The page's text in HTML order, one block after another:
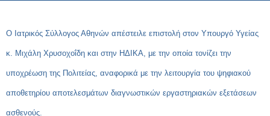
Ο Ιατρικός Σύλλογος Αθηνών απέστειλε επιστολή στον Υπουργό Υγείας
κ. Μιχάλη Χρυσοχοΐδη και στην ΗΔΙΚΑ, με την οποία τονίζει την
υποχρέωση της Πολιτείας, αναφορικά με την λειτουργία του ψηφιακού
αποθετηρίου αποτελεσμάτων διαγνωστικών εργαστηριακών εξετάσεων
ασθενούς.